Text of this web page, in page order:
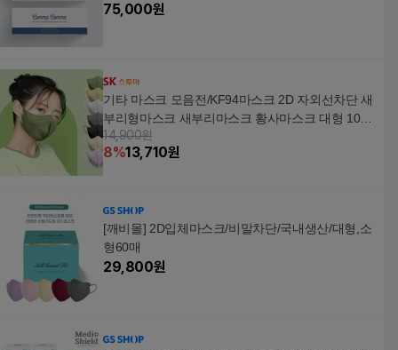
75,000원
기타 마스크 모음전/KF94마스크 2D 자외선차단 새
부리형마스크 새부리마스크 황사마스크 대형 100
매(25매입)7컬러/일회용/최저가/귀편한/여름용
14,900원
8%13,710원
[깨비몰] 2D입체마스크/비말차단/국내생산/대형,소
형60매
29,800원